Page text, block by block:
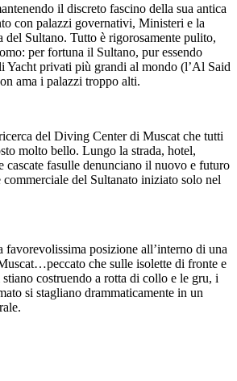
il discreto fascino della sua antica
con palazzi governativi, Ministeri e la
del Sultano. Tutto è rigorosamente pulito,
per fortuna il Sultano, pur essendo
Yacht privati più grandi al mondo (l’Al Said
ama i palazzi troppo alti.
del Diving Center di Muscat che tutti
molto bello. Lungo la strada, hotel,
fasulle denunciano il nuovo e futuro
del Sultanato iniziato solo nel
posizione all’interno di una
che sulle isolette di fronte e
costruendo a rotta di collo e le gru, i
si stagliano drammaticamente in un